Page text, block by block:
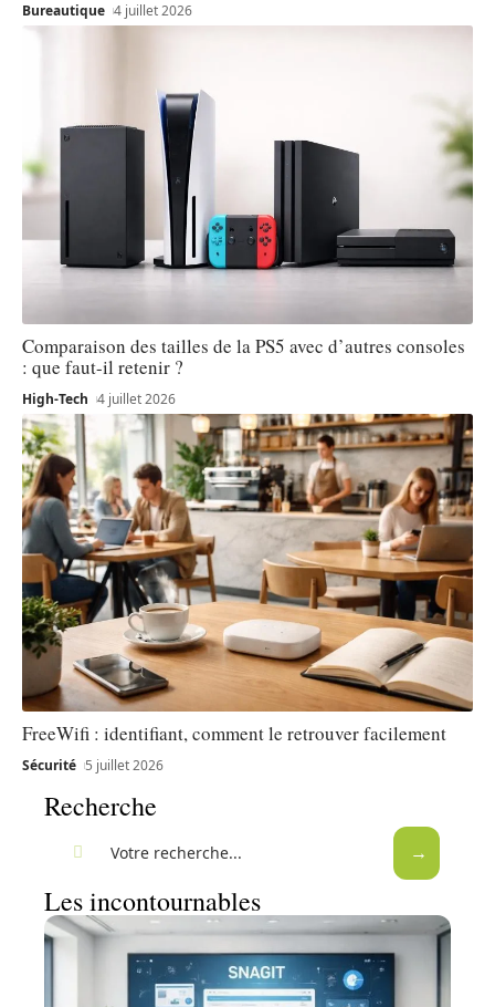
Bureautique 4 juillet 2026
Comparaison des tailles de la PS5 avec d’autres consoles
: que faut-il retenir ?
High-Tech 4 juillet 2026
FreeWifi : identifiant, comment le retrouver facilement
Sécurité 5 juillet 2026
Recherche
Les incontournables